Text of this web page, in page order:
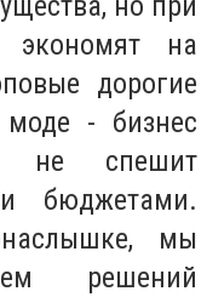
экономят на
дорогие
- бизнес
не спешит
бюджетами.
мы
решений